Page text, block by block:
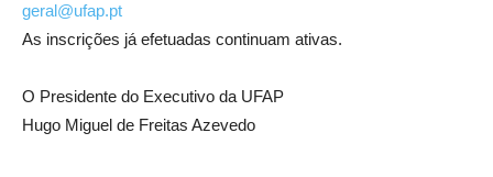
geral@ufap.pt
As inscrições já efetuadas continuam ativas.
O Presidente do Executivo da UFAP
Hugo Miguel de Freitas Azevedo